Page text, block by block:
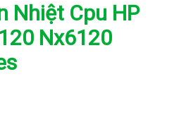
Nhiệt Cpu HP
Nx6120